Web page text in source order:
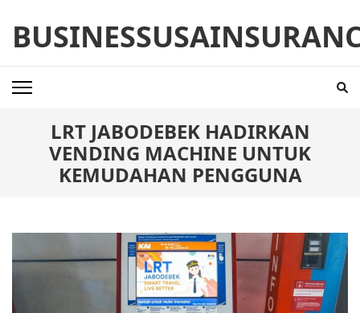
content
(Press
Enter)
LRT JABODEBEK HADIRKAN
VENDING MACHINE UNTUK
KEMUDAHAN PENGGUNA